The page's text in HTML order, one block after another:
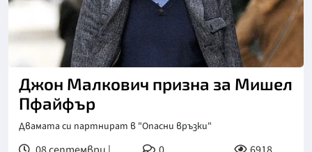
Джон Малкович призна за Мишел
Пфайфър
Двамата си партнират в "Опасни връзки"